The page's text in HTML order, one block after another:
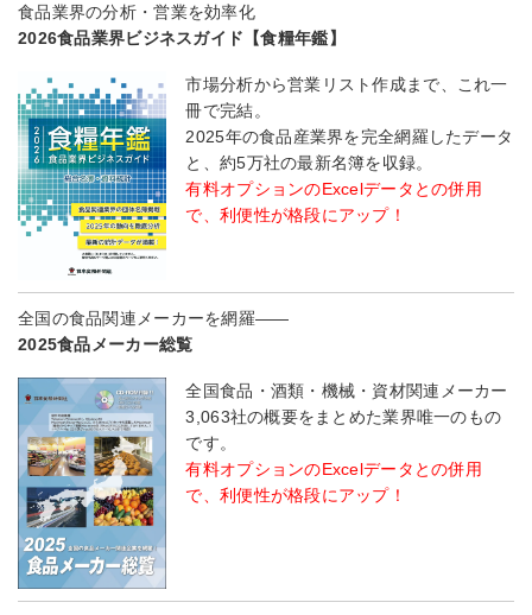
食品業界の分析・営業を効率化
2026食品業界ビジネスガイド【食糧年鑑】
市場分析から営業リスト作成まで、これ一
冊で完結。
2025年の食品産業界を完全網羅したデータ
と、約5万社の最新名簿を収録。
有料オプションのExcelデータとの併用
で、利便性が格段にアップ！
全国の食品関連メーカーを網羅――
2025食品メーカー総覧
全国食品・酒類・機械・資材関連メーカー
3,063社の概要をまとめた業界唯一のもの
です。
有料オプションのExcelデータとの併用
で、利便性が格段にアップ！